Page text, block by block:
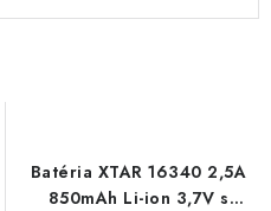
Batéria XTAR 16340 2,5A
850mAh Li-ion 3,7V s